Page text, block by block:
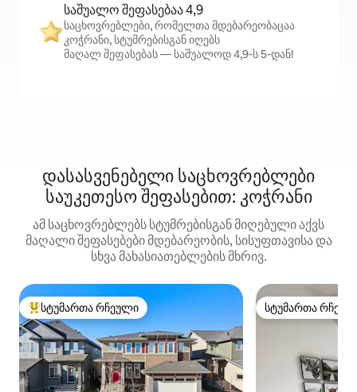
საშუალო შეფასებაა 4,9
საცხოვრებლები, რომელთა მდებარეობაცაა
კოჭრანი, სტუმრებისგან იღებს
მაღალ შეფასებას — საშუალოდ 4,9‑ს 5‑დან!
დასასვენებელი საცხოვრებლები
საუკეთესო შეფასებით: კოჭრანი
ამ საცხოვრებლებს სტუმრებისგან მიღებული აქვს
მაღალი შეფასებები მდებარეობის, სისუფთავისა და
სხვა მახასიათებლების მხრივ.
სტუმართა რჩეული მოწინავე ვარიანტი
სტუმართა რჩეული სტუმართა
სტუმართა